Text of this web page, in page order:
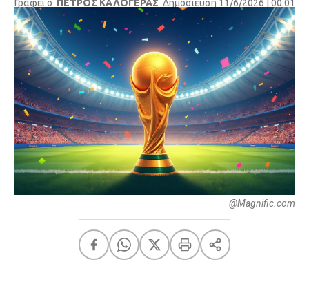
City Guide
Pop Culture
Agenda
FEEDS
Πάσχα Eurovision
LOL
LGBTQI+
Γράφει ο ΠΕΤΡΟΣ ΚΑΛΟΓΕΡΑΣ Δημοσίευση 11/6/2026 | 00:01
@Magnific.com